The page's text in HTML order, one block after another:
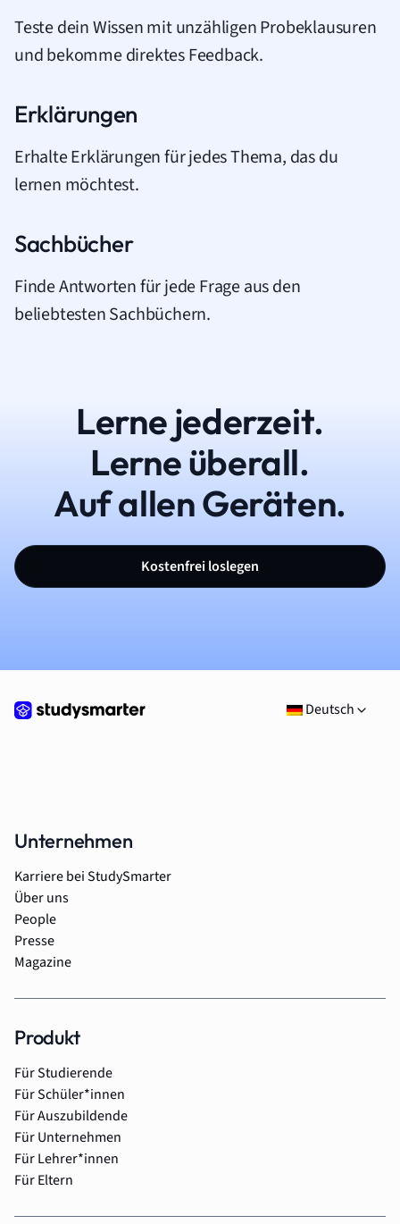
Teste dein Wissen mit unzähligen Probeklausuren
und bekomme direktes Feedback.
Erklärungen
Erhalte Erklärungen für jedes Thema, das du
lernen möchtest.
Sachbücher
Finde Antworten für jede Frage aus den
beliebtesten Sachbüchern.
Lerne jederzeit.
Lerne überall.
Auf allen Geräten.
Kostenfrei loslegen
Deutsch
Unternehmen
Karriere bei StudySmarter
Über uns
People
Presse
Magazine
Produkt
Für Studierende
Für Schüler*innen
Für Auszubildende
Für Unternehmen
Für Lehrer*innen
Für Eltern